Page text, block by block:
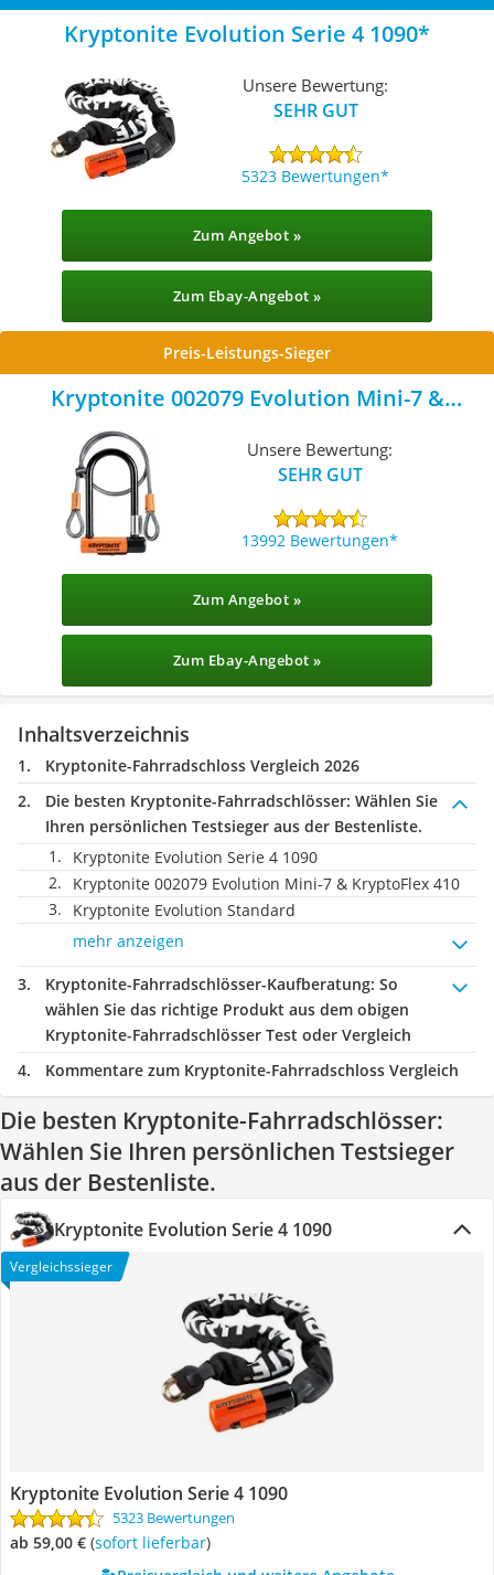
Kryptonite Evolution Serie 4 1090
Unsere Bewertung:
SEHR GUT
5323 Bewertungen
Zum Angebot »
Zum Ebay-Angebot »
Preis-Leistungs-Sieger
Kryptonite 002079 Evolution Mini-7 &
Unsere Bewertung:
SEHR GUT
13992 Bewertungen
Zum Angebot »
Zum Ebay-Angebot »
Inhaltsverzeichnis
Kryptonite-Fahrradschloss Vergleich 2026
Die besten Kryptonite-Fahrradschlösser: Wählen Sie
Ihren persönlichen Testsieger aus der Bestenliste.
Kryptonite Evolution Serie 4 1090
Kryptonite 002079 Evolution Mini-7 & KryptoFlex 410
Kryptonite Evolution Standard
mehr anzeigen
Kryptonite-Fahrradschlösser-Kaufberatung: So
wählen Sie das richtige Produkt aus dem obigen
Kryptonite-Fahrradschlösser Test oder Vergleich
Kommentare zum Kryptonite-Fahrradschloss Vergleich
Die besten Kryptonite-Fahrradschlösser:
Wählen Sie Ihren persönlichen Testsieger
aus der Bestenliste.
Kryptonite Evolution Serie 4 1090
Vergleichssieger
Kryptonite Evolution Serie 4 1090
5323 Bewertungen
ab 59,00 € ( Sofort lieferbar)